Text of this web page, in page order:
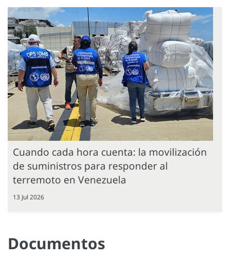
Cuando cada hora cuenta: la movilización
de suministros para responder al
terremoto en Venezuela
13 Jul 2026
Documentos